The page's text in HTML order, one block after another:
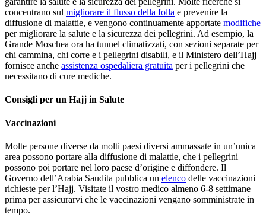
concentrano sul migliorare il flusso della folla e prevenire la
diffusione di malattie, e vengono continuamente apportate modifiche
per migliorare la salute e la sicurezza dei pellegrini. Ad esempio, la
Grande Moschea ora ha tunnel climatizzati, con sezioni separate per
chi cammina, chi corre e i pellegrini disabili, e il Ministero dell’Hajj
fornisce anche assistenza ospedaliera gratuita per i pellegrini che
necessitano di cure mediche.
Consigli per un Hajj in Salute
Vaccinazioni
Molte persone diverse da molti paesi diversi ammassate in un’unica
area possono portare alla diffusione di malattie, che i pellegrini
possono poi portare nel loro paese d’origine e diffondere. Il
Governo dell’Arabia Saudita pubblica un elenco delle vaccinazioni
richieste per l’Hajj. Visitate il vostro medico almeno 6-8 settimane
prima per assicurarvi che le vaccinazioni vengano somministrate in
tempo.